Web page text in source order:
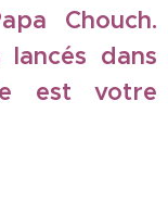
Chouch.
lancés dans
est votre